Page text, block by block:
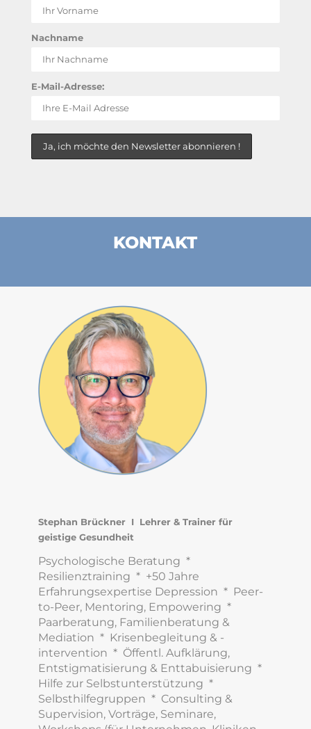
Nachname
E-Mail-Adresse:
KONTAKT
Stephan Brückner I Lehrer & Trainer für
geistige Gesundheit
Psychologische Beratung *
Resilienztraining * +50 Jahre
Erfahrungsexpertise Depression * Peer-
to-Peer, Mentoring, Empowering *
Paarberatung, Familienberatung &
Mediation * Krisenbegleitung & -
intervention * Öffentl. Aufklärung,
Entstigmatisierung & Enttabuisierung *
Hilfe zur Selbstunterstützung *
Selbsthilfegruppen * Consulting &
Supervision, Vorträge, Seminare,